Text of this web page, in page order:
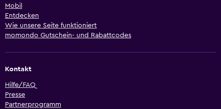
Mobil
Entdecken
Wie unsere Seite funktioniert
momondo Gutschein- und Rabattcodes
Kontakt
Hilfe/FAQ
Presse
Partnerprogramm